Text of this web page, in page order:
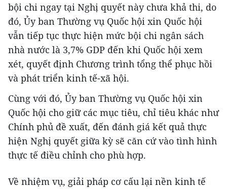
bội chi ngay tại Nghị quyết này chưa khả thi, do
đó, Ủy ban Thường vụ Quốc hội xin Quốc hội
vẫn tiếp tục thực hiện mức bội chi ngân sách
nhà nước là 3,7% GDP đến khi Quốc hội xem
xét, quyết định Chương trình tổng thể phục hồi
và phát triển kinh tế-xã hội.
Cùng với đó, Ủy ban Thường vụ Quốc hội xin
Quốc hội cho giữ các mục tiêu, chỉ tiêu khác như
Chính phủ đề xuất, đến đánh giá kết quả thực
hiện Nghị quyết giữa kỳ sẽ căn cứ vào tình hình
thực tế điều chỉnh cho phù hợp.
Về nhiệm vụ, giải pháp cơ cấu lại nền kinh tế